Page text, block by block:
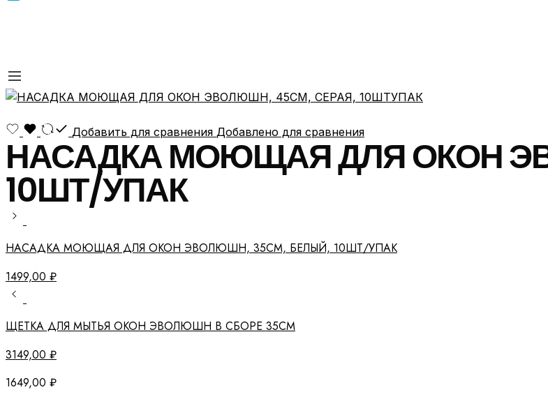
Добавить для сравнения Добавлено для сравнения
НАСАДКА МОЮЩАЯ ДЛЯ ОКОН
10ШТ/УПАК
НАСАДКА МОЮЩАЯ ДЛЯ ОКОН ЭВОЛЮШН, 35СМ, БЕЛЫЙ, 10ШТ/УПАК
1499,00 ₽
ЩЕТКА ДЛЯ МЫТЬЯ ОКОН ЭВОЛЮШН В СБОРЕ 35СМ
3149,00 ₽
1649,00 ₽